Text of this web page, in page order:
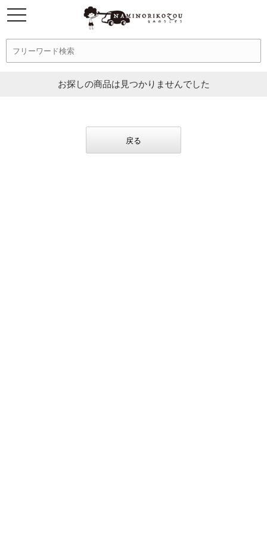
お探しの商品は見つかりませんでした
戻る